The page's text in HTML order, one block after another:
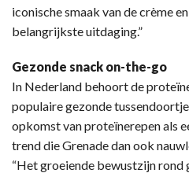
iconische smaak van de crème
belangrijkste uitdaging.”
Gezonde snack on-the-go
In Nederland behoort de
populaire gezonde
opkomst van proteïnerepen als
trend die Grenade dan ook
“Het groeiende bewustzijn rond